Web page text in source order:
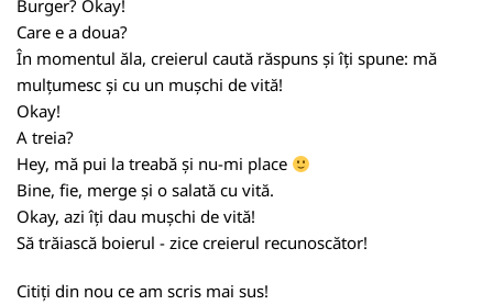
Burger? Okay!
Care e a doua?
În momentul ăla, creierul caută răspuns și îți spune: mă
mulțumesc și cu un mușchi de vită!
Okay!
A treia?
Hey, mă pui la treabă și nu-mi place
Bine, fie, merge și o salată cu vită.
Okay, azi îți dau mușchi de vită!
Să trăiască boierul - zice creierul recunoscător!
Citiți din nou ce am scris mai sus!